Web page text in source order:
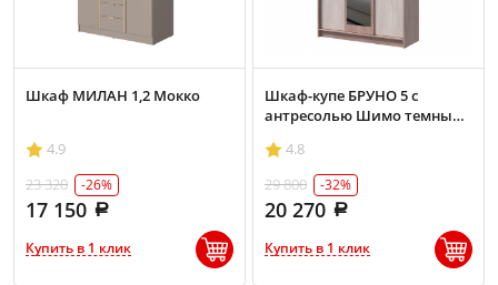
Шкаф МИЛАН 1,2 Мокко
4.9
23 320
-26%
17 150
Купить в 1 клик
Шкаф-купе БРУНО 5 с
антресолью Шимо темный/
4.8
29 800
-32%
20 270
Купить в 1 клик